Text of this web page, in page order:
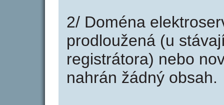
2/ Doména
prodloužená (u
registrátora) nebo
nahrán žádný obsah.